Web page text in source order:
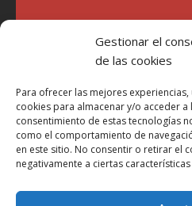
Gestionar el
de las cookies
Para ofrecer las mejores
cookies para almacenar y/o acceder
consentimiento de estas tecnologías
como el comportamiento de
en este sitio. No consentir o retirar el
negativamente a ciertas
"Soy Manel Hospido, nací en
año 2007 he escrito sobre
Millatrece.com es una apuesta
participa"
Aviso Legal
Política de Privacidad